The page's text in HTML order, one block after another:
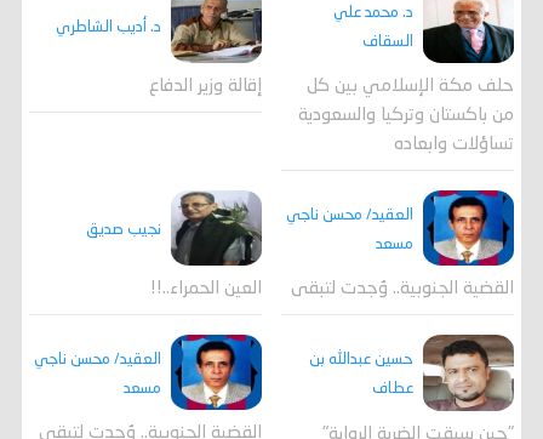
د. محمد علي
السقاف
حلف مكة الإسلامي بين كل
من باكستان وتركيا والسعودية
تساؤلات وابعاده
د. أديب الشاطري
إقالة وزير الدفاع
العقيد/ محسن ناجي
مسعد
القضية الجنوبية.. وُجدت لتبقى
نجيب صديق
العين الحمراء..!!
حسين عبدالله بن
عطاف
"حين سبقت الضربة الرواية"
العقيد/ محسن ناجي
مسعد
القضية الجنوبية.. وُجدت لتبقى